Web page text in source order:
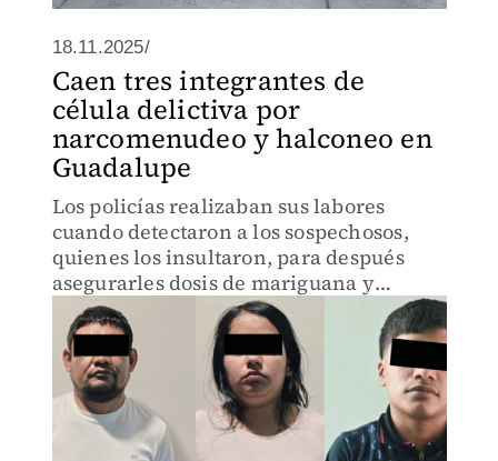
18.11.2025/
Caen tres integrantes de
célula delictiva por
narcomenudeo y halconeo en
Guadalupe
Los policías realizaban sus labores
cuando detectaron a los sospechosos,
quienes los insultaron, para después
asegurarles dosis de mariguana y
cocaína en piedra.